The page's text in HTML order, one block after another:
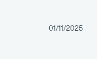
01/11/2025